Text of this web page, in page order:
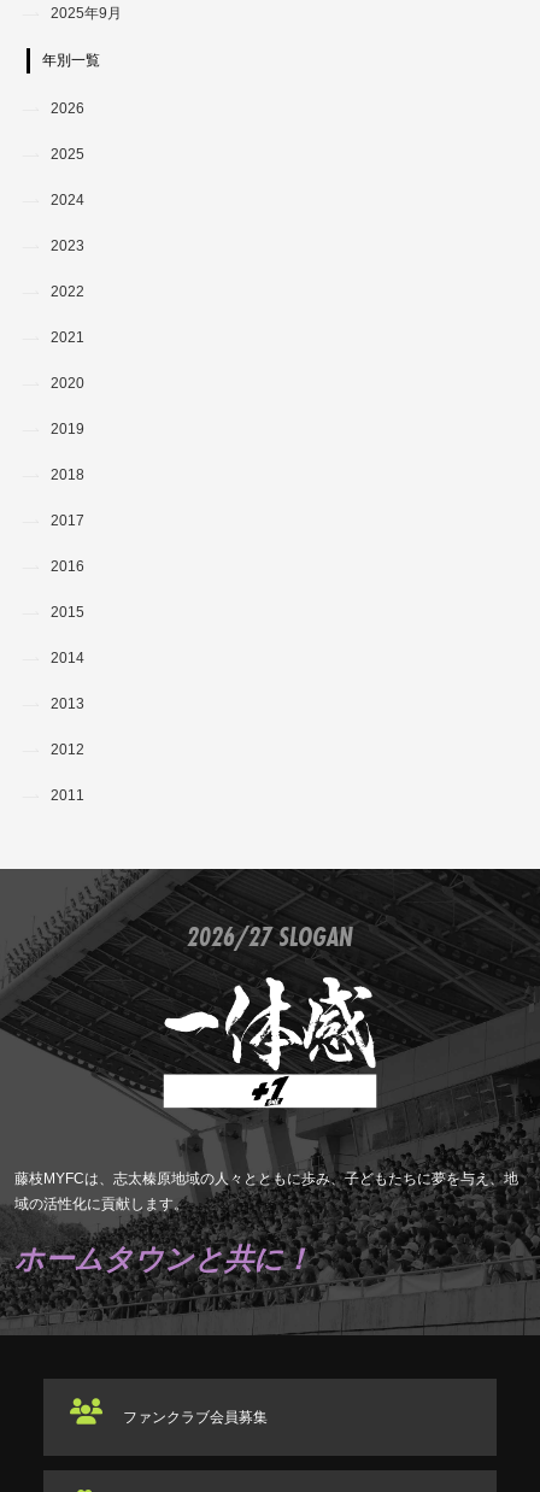
2025年9月
年別一覧
2026
2025
2024
2023
2022
2021
2020
2019
2018
2017
2016
2015
2014
2013
2012
2011
2026/27 SLOGAN
藤枝MYFCは、志太榛原地域の人々とともに歩み、子どもたちに夢を与え、地
域の活性化に貢献します。
ホームタウンと共に！
ファンクラブ会員募集